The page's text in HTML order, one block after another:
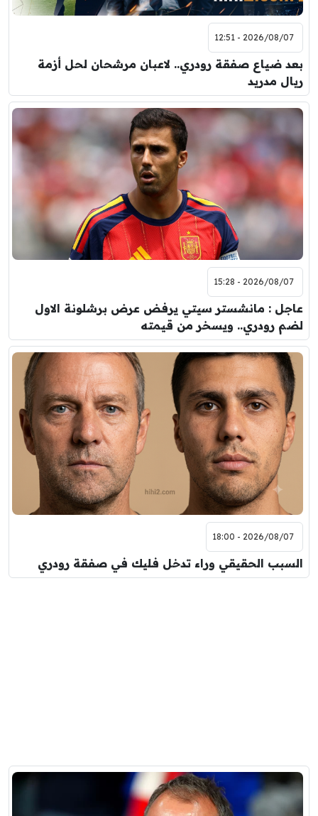
2026/08/07 - 12:51
بعد ضياع صفقة رودري.. لاعبان مرشحان لحل أزمة
ريال مدريد
2026/08/07 - 15:28
عاجل : مانشستر سيتي يرفض عرض برشلونة الاول
لضم رودري.. ويسخر من قيمته
2026/08/07 - 18:00
السبب الحقيقي وراء تدخل فليك في صفقة رودري